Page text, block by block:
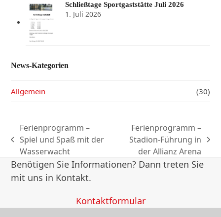
Schließtage Sportgaststätte Juli 2026
1. Juli 2026
News-Kategorien
Allgemein (30)
vorheriger
Beitrag:
Ferienprogramm –
Spiel und Spaß mit der
Wasserwacht
Nächster
Beitrag:
Ferienprogramm –
Stadion-Führung in
der Allianz Arena
Benötigen Sie Informationen? Dann treten Sie
mit uns in Kontakt.
Kontaktformular